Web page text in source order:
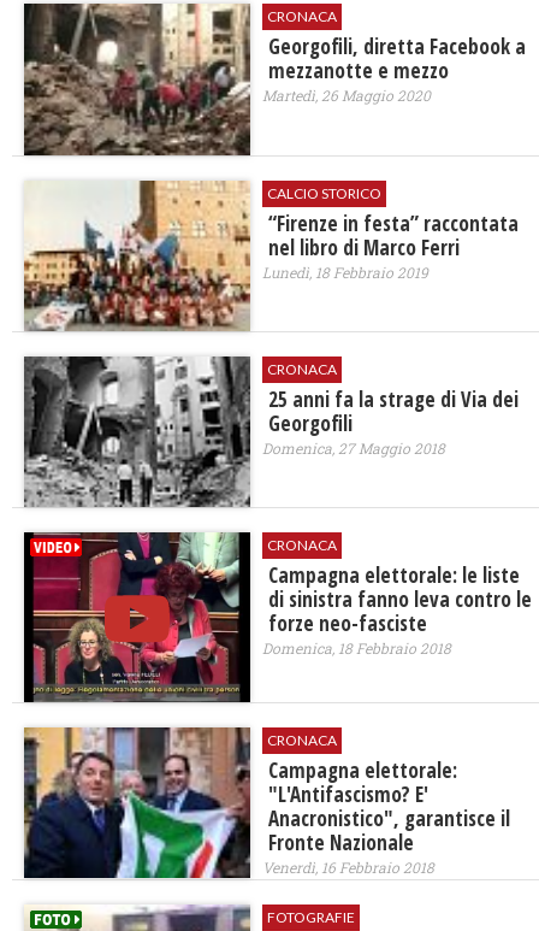
CRONACA
Georgofili, diretta Facebook a
mezzanotte e mezzo
Martedì, 26 Maggio 2020
CALCIO STORICO
“Firenze in festa” raccontata
nel libro di Marco Ferri
Lunedì, 18 Febbraio 2019
CRONACA
25 anni fa la strage di Via dei
Georgofili
Domenica, 27 Maggio 2018
CRONACA
Campagna elettorale: le liste
di sinistra fanno leva contro le
forze neo-fasciste
Domenica, 18 Febbraio 2018
CRONACA
Campagna elettorale:
"L'Antifascismo? E'
Anacronistico", garantisce il
Fronte Nazionale
Venerdì, 16 Febbraio 2018
FOTOGRAFIE